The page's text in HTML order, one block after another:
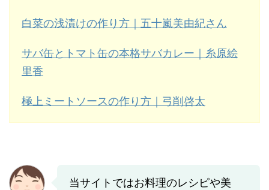
白菜の浅漬けの作り方｜五十嵐美由紀さん
サバ缶とトマト缶の本格サバカレー｜糸原絵
里香
極上ミートソースの作り方｜弓削啓太
当サイトではお料理のレシピや美